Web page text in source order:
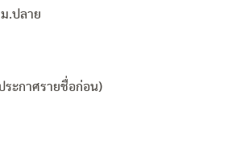
ม.ปลาย
ระกาศรายชื่อก่อน)